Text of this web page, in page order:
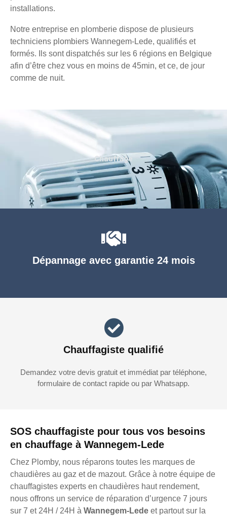
installations.
Notre entreprise en plomberie dispose de plusieurs
techniciens plombiers Wannegem-Lede, qualifiés et
formés. Ils sont dispatchés sur les 6 régions en Belgique
afin d’être chez vous en moins de 45min, et ce, de jour
comme de nuit.
SOS chauffagiste pour tous vos besoins
en chauffage à Wannegem-Lede
Chez Plomby, nous réparons toutes les marques de
chaudières au gaz et de mazout. Grâce à notre équipe de
chauffagistes experts en chaudières haut rendement,
nous offrons un service de réparation d’urgence 7 jours
sur 7 et 24H / 24H à Wannegem-Lede et partout sur la
Dépannage avec garantie 24 mois
Chauffagiste qualifié
Demandez votre devis gratuit et immédiat par téléphone,
formulaire de contact rapide ou par Whatsapp.
Chauffage